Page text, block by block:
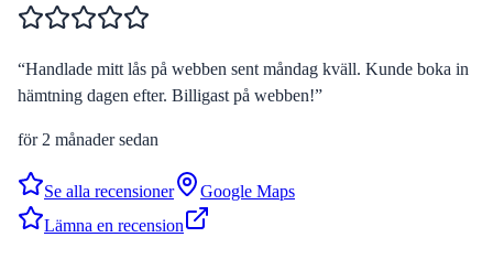
“Handlade mitt lås på webben sent måndag kväll. Kunde boka in
hämtning dagen efter. Billigast på webben!”
för 2 månader sedan
Se alla recensioner
Google Maps
Lämna en recension